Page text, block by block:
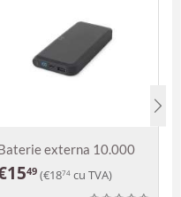
externa 10.000
mAh wireless 15 w
1549 (€1874 cu TVA)